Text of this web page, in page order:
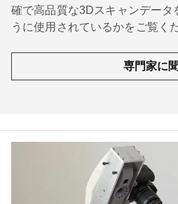
確で高品質な3Dスキャンデータ
うに使用されているかをご覧く
専門家に